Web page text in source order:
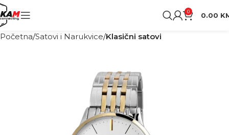
0 0.00
Početna Satovi i Narukvice Klasični satovi